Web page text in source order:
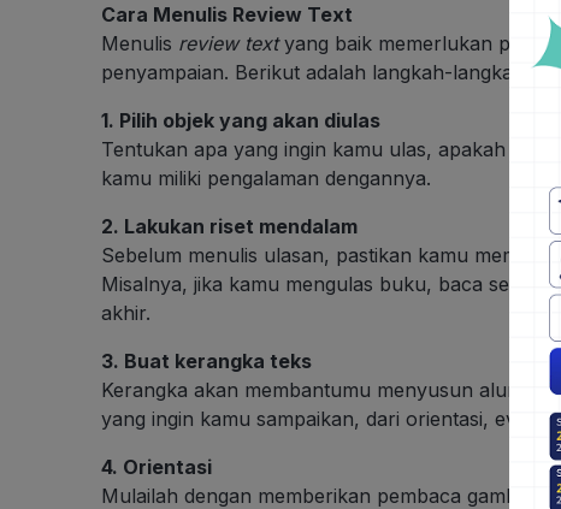
Cara Menulis Review Text
Menulis review textyang baik memerlukan
penyampaian. Berikut adalah langkah-langkah
1. Pilih objek yang akan diulas
Tentukan apa yang ingin kamu ulas, apakah itu
kamu miliki pengalaman dengannya.
2. Lakukan riset mendalam
Sebelum menulis ulasan, pastikan kamu
Misalnya, jika kamu mengulas buku, baca
akhir.
3. Buat kerangka teks
Kerangka akan membantumu menyusun alur
yang ingin kamu sampaikan, dari orientasi,
4. Orientasi
Mulailah dengan memberikan pembaca